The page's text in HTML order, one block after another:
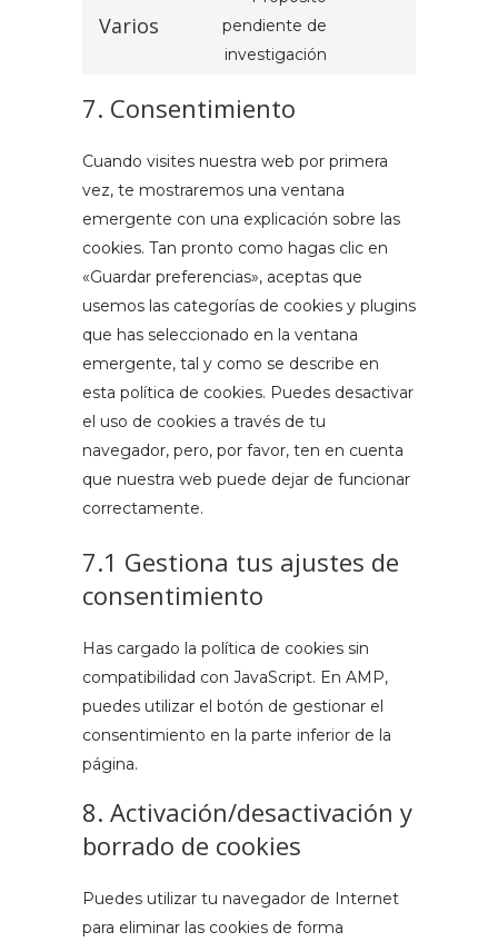
Varios
pendiente de
investigación
7. Consentimiento
Cuando visites nuestra web por primera
vez, te mostraremos una ventana
emergente con una explicación sobre las
cookies. Tan pronto como hagas clic en
«Guardar preferencias», aceptas que
usemos las categorías de cookies y plugins
que has seleccionado en la ventana
emergente, tal y como se describe en
esta política de cookies. Puedes desactivar
el uso de cookies a través de tu
navegador, pero, por favor, ten en cuenta
que nuestra web puede dejar de funcionar
correctamente.
7.1 Gestiona tus ajustes de
consentimiento
Has cargado la política de cookies sin
compatibilidad con JavaScript. En AMP,
puedes utilizar el botón de gestionar el
consentimiento en la parte inferior de la
página.
8. Activación/desactivación y
borrado de cookies
Puedes utilizar tu navegador de Internet
para eliminar las cookies de forma